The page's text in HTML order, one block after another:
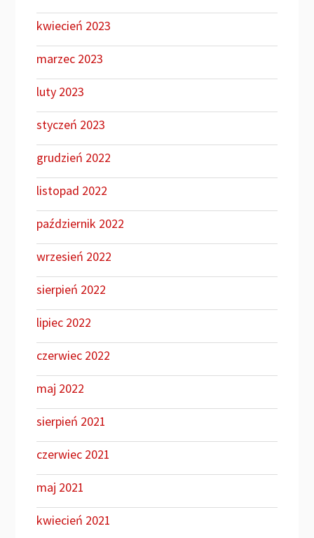
kwiecień 2023
marzec 2023
luty 2023
styczeń 2023
grudzień 2022
listopad 2022
październik 2022
wrzesień 2022
sierpień 2022
lipiec 2022
czerwiec 2022
maj 2022
sierpień 2021
czerwiec 2021
maj 2021
kwiecień 2021